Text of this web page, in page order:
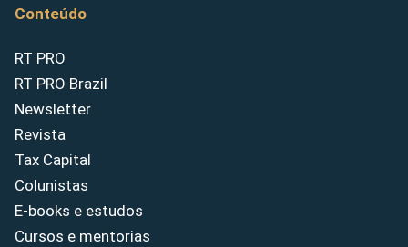
Conteúdo
RT PRO
RT PRO Brazil
Newsletter
Revista
Tax Capital
Colunistas
E-books e estudos
Cursos e mentorias